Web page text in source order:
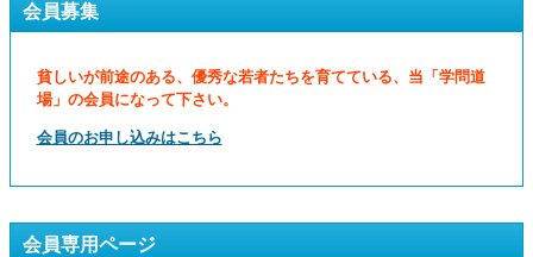
会員募集
貧しいが前途のある、優秀な若者たちを育てている、当「学問道
場」の会員になって下さい。
会員のお申し込みはこちら
会員専用ページ